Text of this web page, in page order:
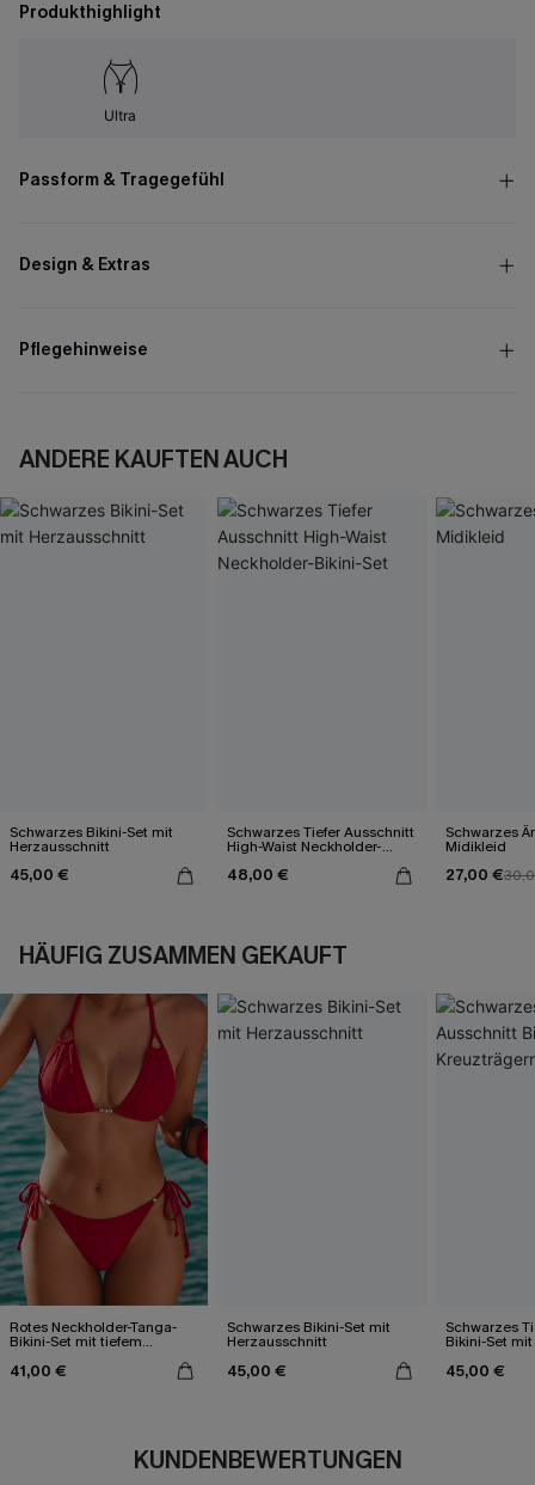
Produkthighlight
Ultra
Passform & Tragegefühl
Design & Extras
Pflegehinweise
ANDERE KAUFTEN AUCH
Schwarzes Bikini-Set mit
Herzausschnitt
45,00 €
Schwarzes Tiefer Ausschnitt
High-Waist Neckholder-
Bikini-Set
48,00 €
Schwarzes
Midikleid
27,00 €
HÄUFIG ZUSAMMEN GEKAUFT
Rotes Neckholder-Tanga-
Bikini-Set mit tiefem
41,00 €
Schwarzes Bikini-Set mit
Herzausschnitt
45,00 €
Schwarzes
Bikini-Set
45,00 €
KUNDENBEWERTUNGEN